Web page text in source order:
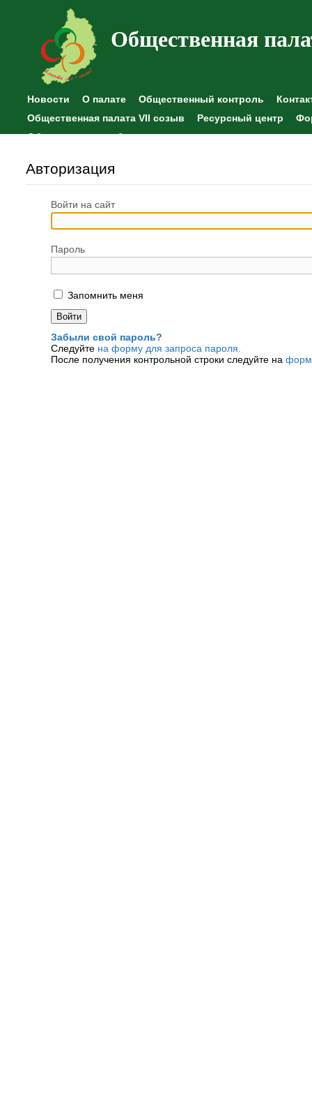
Общественная
Новости О палате Общественный контроль
Общественная палата VII созыв
Ресурсный центр
Общественные наблюдения
Авторизация
Войти на сайт
Пароль
Запомнить меня
Забыли свой пароль?
Следуйте на форму для запроса пароля.
После получения контрольной строки следуйте на